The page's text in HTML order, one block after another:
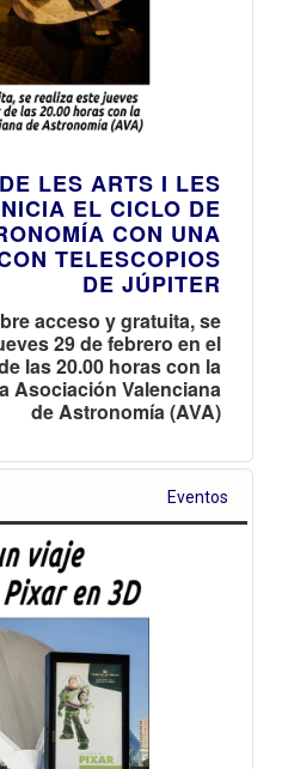
LES ARTS I LES
EL CICLO DE
CON UNA
TELESCOPIOS
DE JÚPITER
acceso y gratuita, se
29 de febrero en el
las 20.00 horas con la
Asociación Valenciana
de Astronomía (AVA)
Eventos